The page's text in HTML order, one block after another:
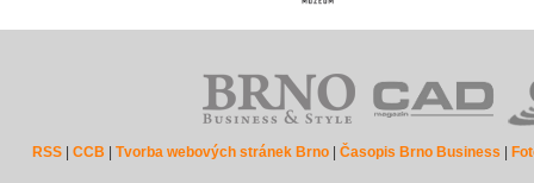
RSS |CCB |Tvorba webových stránek Brno |Časopis Brno Business |